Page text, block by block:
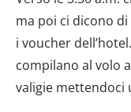
ma poi ci dicono
i voucher
compilano al volo
valigie mettendoci